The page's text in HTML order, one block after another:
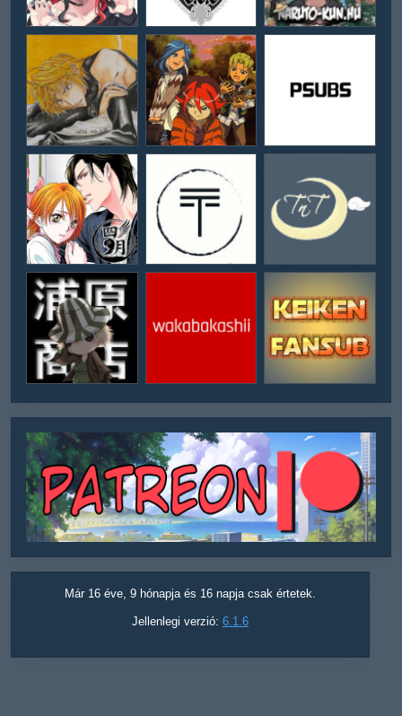
Már 16 éve, 9 hónapja és 16 napja csak értetek.
Jellenlegi verzió: 6.1.6